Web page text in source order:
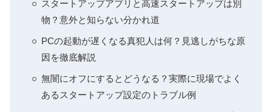
スタートアップアプリと高速スタートアップは別
物？意外と知らない分かれ道
PCの起動が遅くなる真犯人は何？見逃しがちな原
因を徹底解説
無闇にオフにするとどうなる？実際に現場でよく
あるスタートアップ設定のトラブル例